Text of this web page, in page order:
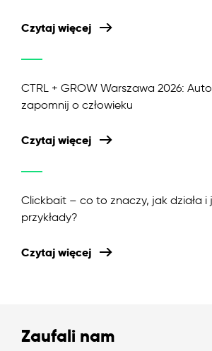
Czytaj więcej
CTRL + GROW Warszawa 2026:
zapomnij o człowieku
Czytaj więcej
Clickbait – co to znaczy, jak działa i
przykłady?
Czytaj więcej
Zaufali nam